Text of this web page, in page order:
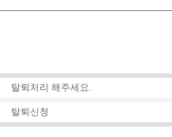
탈퇴처리 해주세요.
탈퇴신청